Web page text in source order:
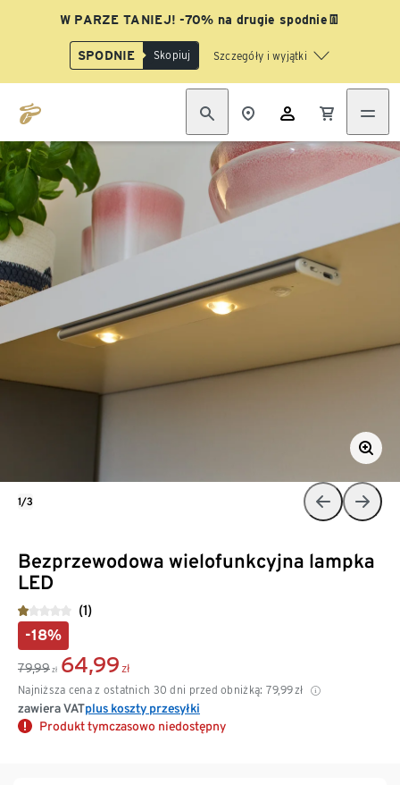
W PARZE TANIEJ! -70% na drugie spodnie👖
SPODNIE Skopiuj Szczegóły i wyjątki
Bezprzewodowa wielofunkcyjna lampka
LED
(1)
-18%
79,99 zł 64,99 zł
Najniższa cena z ostatnich 30 dni przed obniżką: 79,99zł
zawiera VATplus koszty przesyłki
Produkt tymczasowo niedostępny
1/3